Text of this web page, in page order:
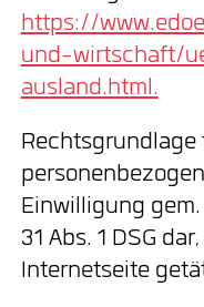
https://
und-wirtschaft/
ausland.html.
Einwilligung gem.
31 Abs. 1 DSG
Internetseite